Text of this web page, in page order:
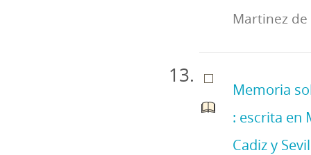
Martinez de
Memoria
: escrita en
Cadiz y